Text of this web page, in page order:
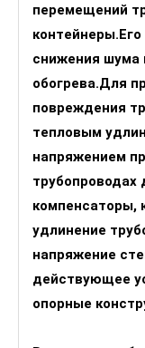
перемещений
снижения шума
обогрева.Для
повреждения
тепловым
напряжением
компенсаторы,
удлинение
напряжение
действующее
опорные